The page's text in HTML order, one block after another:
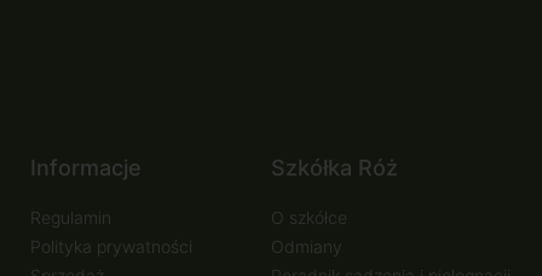
Informacje
Regulamin
Polityka prywatności
Szkółka Róż
O szkółce
Odmiany